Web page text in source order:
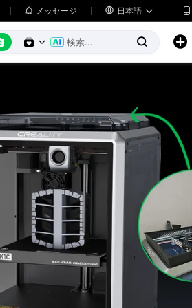
 メッセージ  日本語  
  